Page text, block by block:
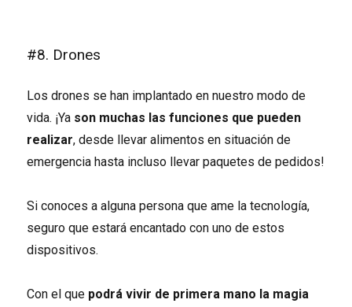
#8. Drones
Los drones se han implantado en nuestro modo de
vida. ¡Ya son muchas las funciones que pueden
realizar, desde llevar alimentos en situación de
emergencia hasta incluso llevar paquetes de pedidos!
Si conoces a alguna persona que ame la tecnología,
seguro que estará encantado con uno de estos
dispositivos.
Con el que podrá vivir de primera mano la magia